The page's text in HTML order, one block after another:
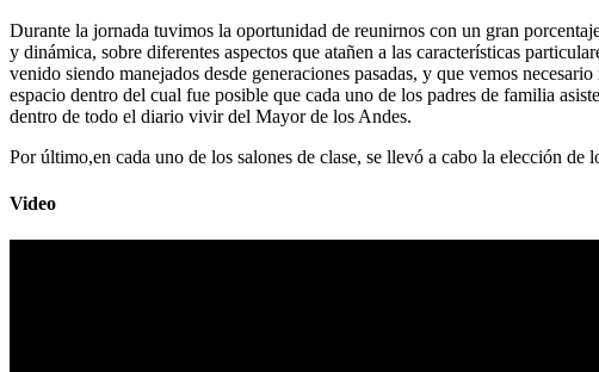
Durante la jornada tuvimos la oportunidad de reunirnos con un gran
y dinámica, sobre diferentes aspectos que atañen a las características
venido siendo manejados desde generaciones pasadas, y que vemos
espacio dentro del cual fue posible que cada uno de los padres de familia
dentro de todo el diario vivir del Mayor de los Andes.
Por último,en cada uno de los salones de clase, se llevó a cabo la elección de
Video